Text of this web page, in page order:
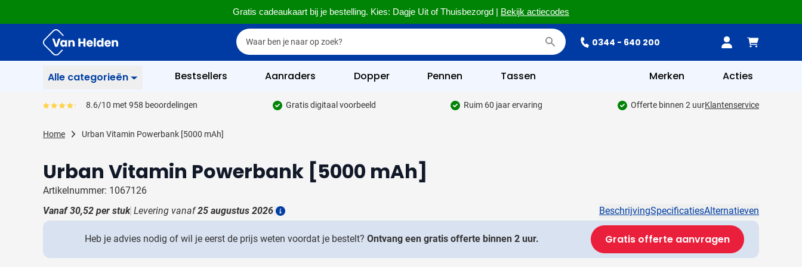
Gratis cadeaukaart bij je bestelling. Kies: Dagje Uit of Thuisbezorgd | Bekijk actiecodes
Ga naar de inhoud Zoek
Zoek
0344 - 640 200
Alle categorieën
Schrijfwaren
Toon submenu voor Zakelijk & Kantoor categorie
Toon submenu voor Drinkwaren categorie
Weggevertjes
Toon submenu voor Multimedia categorie
Tassen
Toon submenu voor Tassen categorie
Gereedschap & Veiligheid
Toon submenu voor Gereedschap & Veiligheid categorie
Bestsellers Aanraders Dopper Pennen Tassen Merken Acties
Gemiddeld reviewpercentage is 86
8.6/10 met 958 beoordelingen Gratis digitaal voorbeeld Ruim 60 jaar ervaring Offerte binnen 2 uurKlantenservice
Home Urban Vitamin Powerbank [5000 mAh]
Urban Vitamin Powerbank [5000 mAh]
Artikelnummer: 1067126
Vanaf30,52 per stuk Levering vanaf25 augustus 2026
Details
BeschrijvingSpecificatiesAlternatieven
Heb je advies nodig of wil je eerst de prijs weten voordat je bestelt? Ontvang een gratis offerte binnen 2 uur. Gratis offerte aanvragen